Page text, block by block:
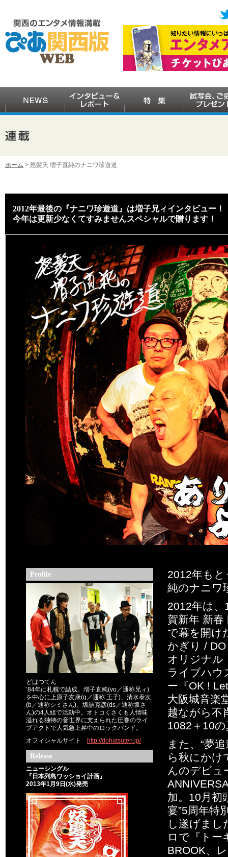
ホーム > 怒髪天 増子直純のナニワ珍遊道
2012年最後の『ナニワ珍遊道』は増子兄ィインタビュー！
今年は更新少なくてすみませんスペシャルで贈ります！
Profile
どはつてん
’84年に札幌で結成。増子直純(vo／通称兄ィ)
を中心に上原子友康(g／通称 王子)、清水泰次
(b／通称シミさん)、坂詰克彦(ds／通称坂さ
ん)の4人組で活動中。オトコくさくも人情味
溢れる独特の音世界に支えられた圧巻のライ
ブアクトで人気急上昇中のロックバンド。
オフィシャルサイト http://dohatsuten.jp/
Release
ニューシングル
『日本列島ワッショイ計画』
2013年1月9日(水)発売
2012年も
純のナニワ
2012年は
賀新年 新春
で幕を開け
かぎり /
オリジナル
ライブハウ
ー『OK !
大阪城音楽
越ながら不
1082＋10
また、“夢
ら秋にかけ
んのデビュ
加。10月初
宴”5周年特
し遂げまし
ロで『トー
BROOK、